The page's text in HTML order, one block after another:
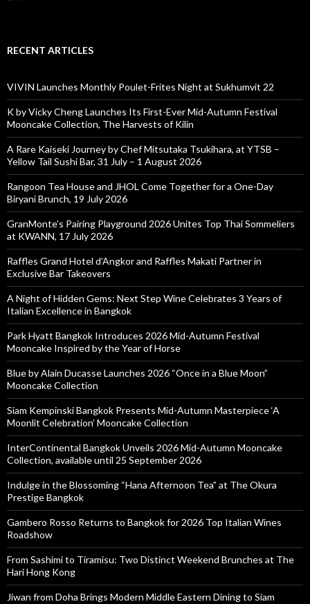
RECENT ARTICLES
VIVIN Launches Monthly Poulet-Frites Night at Sukhumvit 22
K by Vicky Cheng Launches Its First-Ever Mid-Autumn Festival
Mooncake Collection, The Harvests of Kilin
A Rare Kaiseki Journey by Chef Mitsutaka Tsukihara, at YTSB –
Yellow Tail Sushi Bar, 31 July – 1 August 2026
Rangoon Tea House and JHOL Come Together for a One-Day
Biryani Brunch, 19 July 2026
GranMonte’s Pairing Playground 2026 Unites Top Thai Sommeliers
at KWANN, 17 July 2026
Raffles Grand Hotel d’Angkor and Raffles Makati Partner in
Exclusive Bar Takeovers
A Night of Hidden Gems: Next Step Wine Celebrates 3 Years of
Italian Excellence in Bangkok
Park Hyatt Bangkok Introduces 2026 Mid-Autumn Festival
Mooncake Inspired by the Year of Horse
Blue by Alain Ducasse Launches 2026 “Once in a Blue Moon”
Mooncake Collection
Siam Kempinski Bangkok Presents Mid-Autumn Masterpiece ‘A
Moonlit Celebration’ Mooncake Collection
InterContinental Bangkok Unveils 2026 Mid-Autumn Mooncake
Collection, available until 25 September 2026
Indulge in the Blossoming “Hana Afternoon Tea” at The Okura
Prestige Bangkok
Gambero Rosso Returns to Bangkok for 2026 Top Italian Wines
Roadshow
From Sashimi to Tiramisu: Two Distinct Weekend Brunches at The
Hari Hong Kong
Jiwan from Doha Brings Modern Middle Eastern Dining to Siam